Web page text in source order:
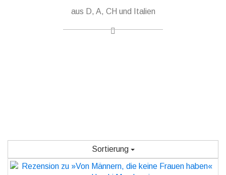
aus D, A, CH und Italien
Sortierung